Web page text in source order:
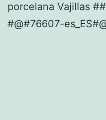
porcelana Vajillas
#@#76607-